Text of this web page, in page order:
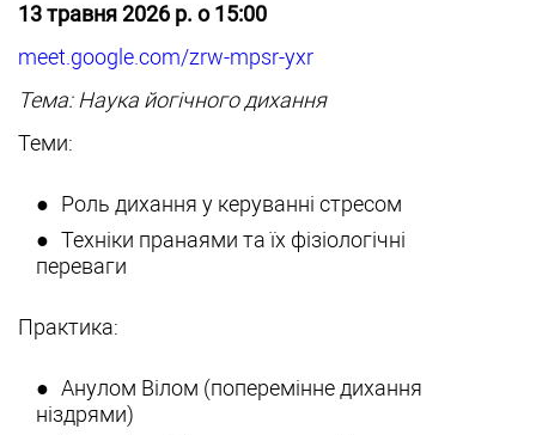
13 травня 2026 р. о 15:00
meet.google.com/zrw-mpsr-yxr
Тема: Наука йогічного дихання
Теми:
Роль дихання у керуванні стресом
Техніки пранаями та їх фізіологічні
переваги
Практика:
Анулом Вілом (поперемінне дихання
ніздрями)